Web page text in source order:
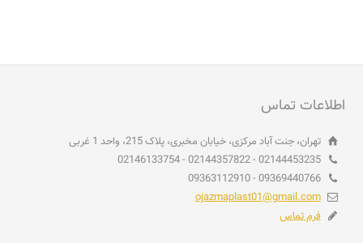
اطلاعات تماس
تهران، جنت آباد مرکزی، خیابان مخبری، پلاک 215، واحد 1 غربی
02144453235 - 02144357822 - 02146133754
09369440766 - 09363112910
ojazmaplast01@gmail.com
فرم تماس